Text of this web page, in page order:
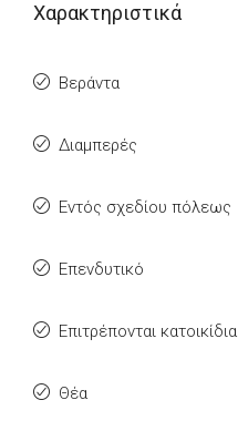
Χαρακτηριστικά
Βεράντα
Διαμπερές
Εντός σχεδίου πόλεως
Επενδυτικό
Επιτρέπονται κατοικίδια
Θέα